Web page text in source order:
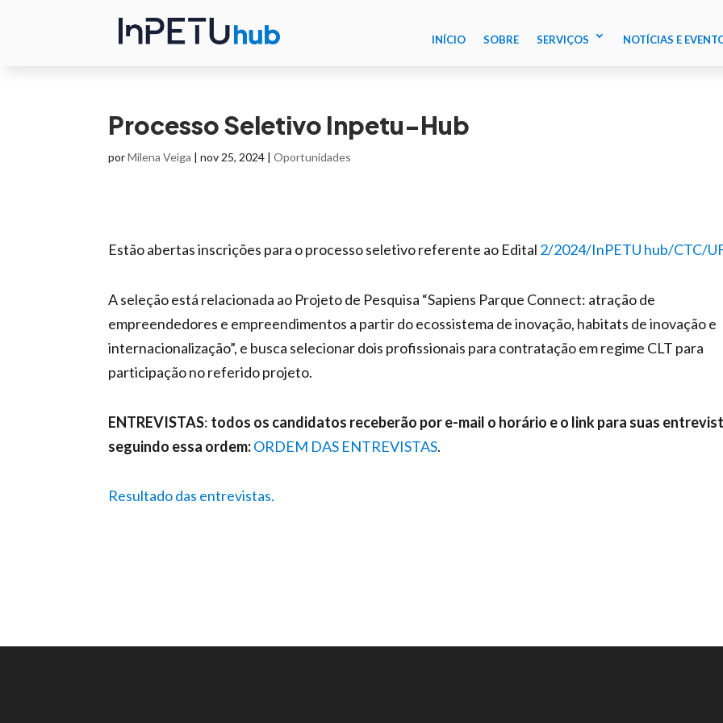
INÍCIO SOBRE SERVIÇOS NOTÍCIAS E
Processo Seletivo Inpetu-Hub
porMilena Veiga |nov 25, 2024 |Oportunidades
Estão abertas inscrições para o processo seletivo referente ao Edital 2/2024/InPETU hub/CTC/
A seleção está relacionada ao Projeto de Pesquisa “Sapiens Parque Connect: atração de
empreendedores e empreendimentos a partir do ecossistema de inovação, habitats de inovação e
internacionalização”, e busca selecionar dois profissionais para contratação em regime CLT para
participação no referido projeto.
ENTREVISTAS: todos os candidatos receberão por e-mail o horário e o link para suas
seguindo essa ordem:ORDEM DAS ENTREVISTAS.
Resultado das entrevistas.